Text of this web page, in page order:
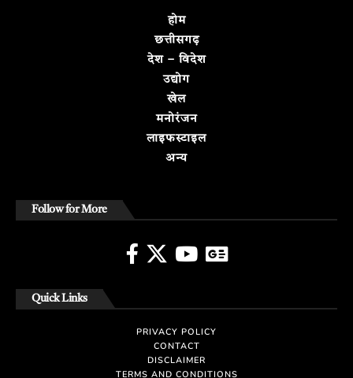
होम
छत्तीसगढ़
देश – विदेश
उद्योग
खेल
मनोरंजन
लाइफस्टाइल
अन्य
Follow for More
Quick Links
PRIVACY POLICY
CONTACT
DISCLAIMER
TERMS AND CONDITIONS